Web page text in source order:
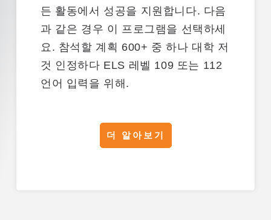
든 활동에서 성공을 지원합니다. 다음
과 같은 경우 이 프로그램을 선택하세
요. 참석할 계획 600+ 중 하나 대학 저
것 인정하다 ELS 레벨 109 또는 112
언어 입력을 위해.
더 알아보기